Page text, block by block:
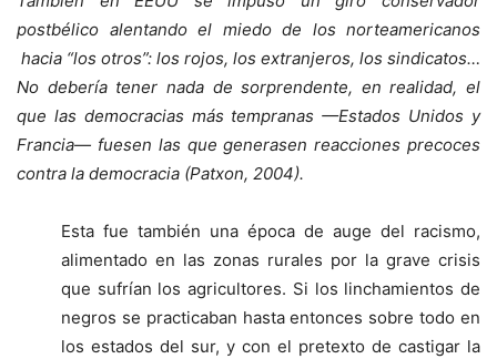
postbélico alentando el miedo de los norteamericanos
hacia “los otros”: los rojos, los extranjeros, los sindicatos…
No debería tener nada de sorprendente, en realidad, el
que las democracias más tempranas —Estados Unidos y
Francia— fuesen las que generasen reacciones precoces
contra la democracia (Patxon, 2004).
Esta fue también una época de auge del racismo,
alimentado en las zonas rurales por la grave crisis
que sufrían los agricultores. Si los linchamientos de
negros se practicaban hasta entonces sobre todo en
los estados del sur, y con el pretexto de castigar la